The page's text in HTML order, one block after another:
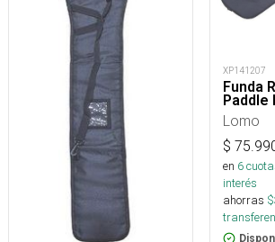
XP141207
Funda
Paddle
Lomo
$
en 6
interés
ahorras $